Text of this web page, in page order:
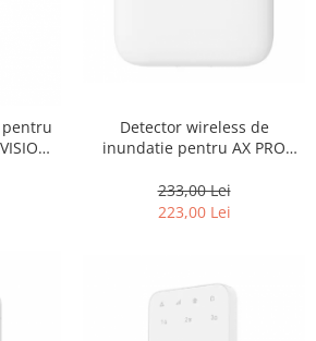
pentru
Detector wireless de
inundatie pentru AX PRO
E-WE
233,00 Lei
223,00 Lei